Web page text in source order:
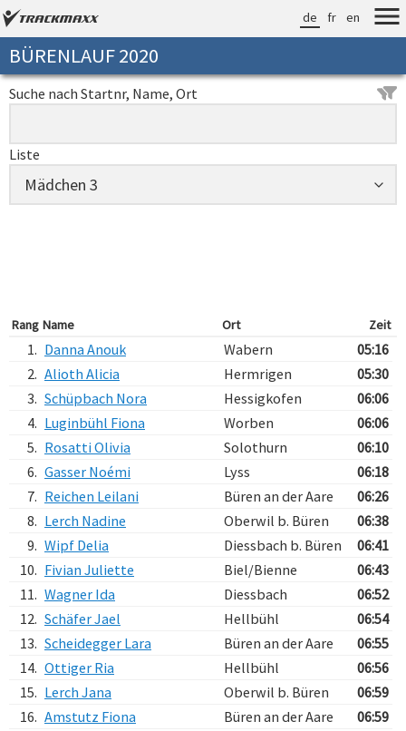
de fr en
BÜRENLAUF 2020
Suche nach Startnr, Name, Ort
Liste
Rang Name Ort Zeit
1. Danna Anouk Wabern
05:16
2. Alioth Alicia Hermrigen
05:30
3. Schüpbach Nora Hessigkofen
06:06
4. Luginbühl Fiona Worben
06:06
5. Rosatti Olivia Solothurn
06:10
6. Gasser Noémi Lyss
06:18
7. Reichen Leilani Büren an der Aare
06:26
8. Lerch Nadine Oberwil b. Büren
06:38
9. Wipf Delia Diessbach b. Büren
06:41
10. Fivian Juliette Biel/Bienne
06:43
11. Wagner Ida Diessbach
06:52
12. Schäfer Jael Hellbühl
06:54
13. Scheidegger Lara Büren an der Aare
06:55
14. Ottiger Ria Hellbühl
06:56
15. Lerch Jana Oberwil b. Büren
06:59
16. Amstutz Fiona Büren an der Aare
06:59